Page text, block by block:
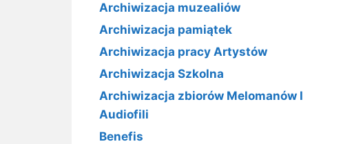
Archiwizacja muzealiów
Archiwizacja pamiątek
Archiwizacja pracy Artystów
Archiwizacja Szkolna
Archiwizacja zbiorów Melomanów I
Audiofili
Benefis